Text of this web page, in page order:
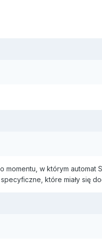
momentu, w którym automat
które miały się